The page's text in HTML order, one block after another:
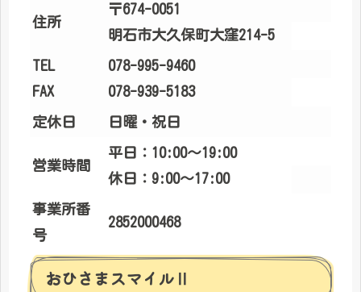
住所
〒674-0051
明石市大久保町大窪214-5
TEL
FAX
078-995-9460
078-939-5183
定休日 日曜・祝日
営業時間
平日：10:00～19:00
休日：9:00～17:00
事業所番
号
2852000468
おひさまスマイルⅡ